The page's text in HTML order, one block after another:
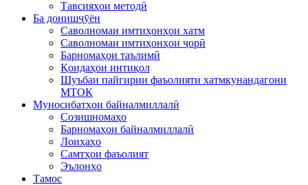
Тавсияҳои методӣ
Ба донишҷӯён
Саволномаи имтиҳонҳои хатм
Саволномаи имтиҳонҳои ҷорӣ
Барномаҳои таълимӣ
Қоидаҳои интиқол
Шуъбаи пайгирии фаъолияти хатмкунандагони
МТОК
Муносибатҳои байналмиллалӣ
Созишномаҳо
Барномаҳои байналмиллалӣ
Лоиҳаҳо
Самтҳои фаъолият
Эълонҳо
Тамос